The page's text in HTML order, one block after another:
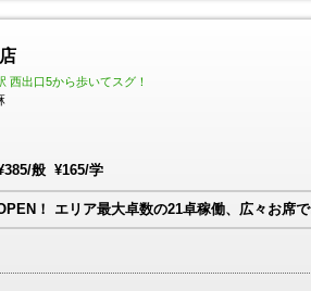
西出口5から歩いてスグ！
般 ¥165/学
！ エリア最大卓数の21卓稼働、広々お席でゆったりと打てます。